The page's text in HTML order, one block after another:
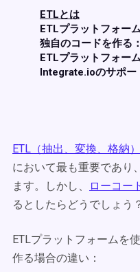
ETLとは
ETLプラットフォー
独自のコードを作る
ETLプラットフォー
Integrate.ioのサポー
ETL（抽出、変換、格納）
において最も重要であり
ます。しかし、
ローコー
るとしたらどうでしょう
ETLプラットフォームを
作る場合の違い：